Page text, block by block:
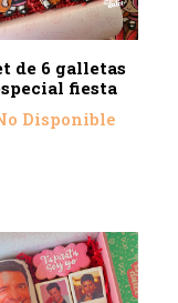
de 6 galletas
fiesta
Disponible